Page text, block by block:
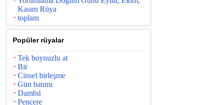
Kasım Rüya
toplam
Popüler rüyalar
Tek boynuzlu at
Bir
Cinsel birleşme
Gün batımı
Dambıl
Pencere